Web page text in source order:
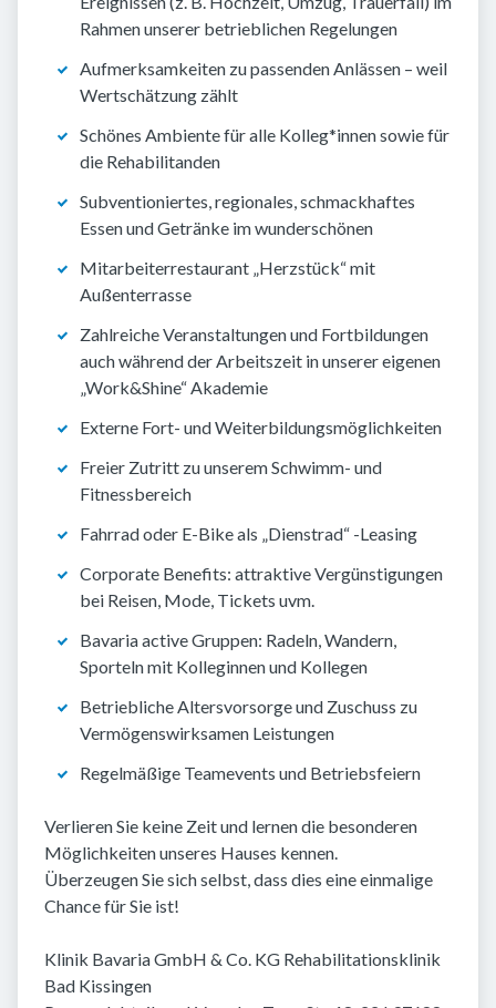
Rahmen unserer betrieblichen Regelungen
Aufmerksamkeiten zu passenden Anlässen – weil
Wertschätzung zählt
Schönes Ambiente für alle Kolleg*innen sowie für
die Rehabilitanden
Subventioniertes, regionales, schmackhaftes
Essen und Getränke im wunderschönen
Mitarbeiterrestaurant „Herzstück“ mit
Außenterrasse
Zahlreiche Veranstaltungen und Fortbildungen
auch während der Arbeitszeit in unserer eigenen
„Work&Shine“ Akademie
Externe Fort- und Weiterbildungsmöglichkeiten
Freier Zutritt zu unserem Schwimm- und
Fitnessbereich
Fahrrad oder E-Bike als „Dienstrad“ -Leasing
Corporate Benefits: attraktive Vergünstigungen
bei Reisen, Mode, Tickets uvm.
Bavaria active Gruppen: Radeln, Wandern,
Sporteln mit Kolleginnen und Kollegen
Betriebliche Altersvorsorge und Zuschuss zu
Vermögenswirksamen Leistungen
Regelmäßige Teamevents und Betriebsfeiern
Verlieren Sie keine Zeit und lernen die besonderen
Möglichkeiten unseres Hauses kennen.
Überzeugen Sie sich selbst, dass dies eine einmalige
Chance für Sie ist!
Klinik Bavaria GmbH & Co. KG Rehabilitationsklinik
Bad Kissingen